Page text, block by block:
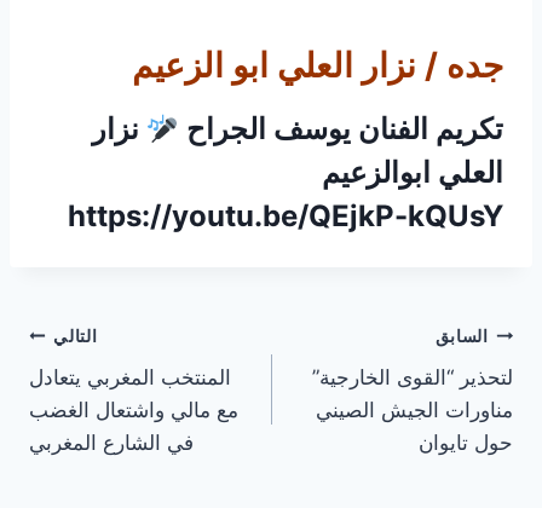
جده / نزار العلي ابو الزعيم
تكريم الفنان يوسف الجراح
نزار
العلي ابوالزعيم
https://youtu.be/QEjkP-kQUsY
تصفّح
المقالات
السابق
لتحذير “القوى الخارجية”
مناورات الجيش الصيني
حول تايوان
التالي
المنتخب المغربي يتعادل
مع مالي واشتعال الغضب
في الشارع المغربي